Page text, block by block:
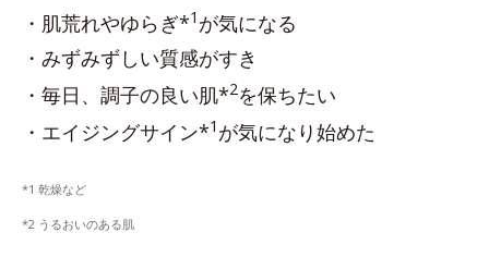
・肌荒れやゆらぎ*1 が気になる
・みずみずしい質感がすき
・毎日、調子の良い肌*2を保ちたい
・エイジングサイン*1 が気になり始めた
*1 乾燥など
*2 うるおいのある肌